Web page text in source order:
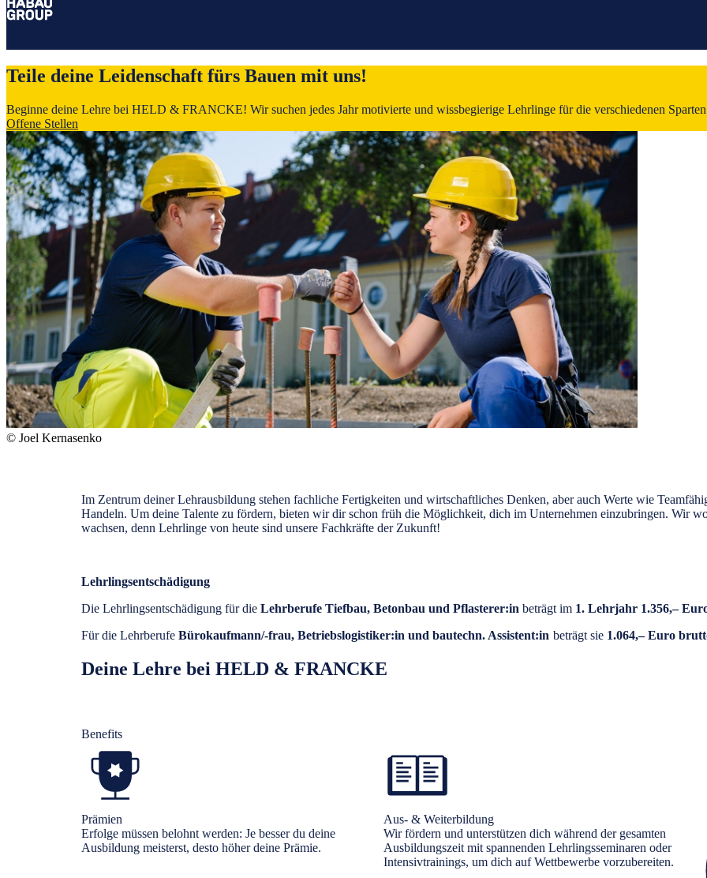
Teile deine Leidenschaft fürs Bauen mit uns!
Beginne deine Lehre bei HELD & FRANCKE! Wir suchen jedes Jahr motivierte und wissbegierige Lehrlinge für die
Offene Stellen
© Joel Kernasenko
Im Zentrum deiner Lehrausbildung stehen fachliche Fertigkeiten und wirtschaftliches Denken, aber auch Werte wie
Handeln. Um deine Talente zu fördern, bieten wir dir schon früh die Möglichkeit, dich im Unternehmen einzubringen. Wir
wachsen, denn Lehrlinge von heute sind unsere Fachkräfte der Zukunft!
Lehrlingsentschädigung
Die Lehrlingsentschädigung für die Lehrberufe Tiefbau, Betonbau und Pflasterer:in beträgt im 1. Lehrjahr 1.356,–
Für die Lehrberufe Bürokaufmann/-frau, Betriebslogistiker:in und bautechn. Assistent:in beträgt sie 1.064,– Euro
Deine Lehre bei HELD & FRANCKE
Benefits
Prämien
Erfolge müssen belohnt werden: Je besser du deine
Ausbildung meisterst, desto höher deine Prämie.
Aus- & Weiterbildung
Wir fördern und unterstützen dich während der gesamten
Ausbildungszeit mit spannenden Lehrlingsseminaren oder
Intensivtrainings, um dich auf Wettbewerbe vorzubereiten.